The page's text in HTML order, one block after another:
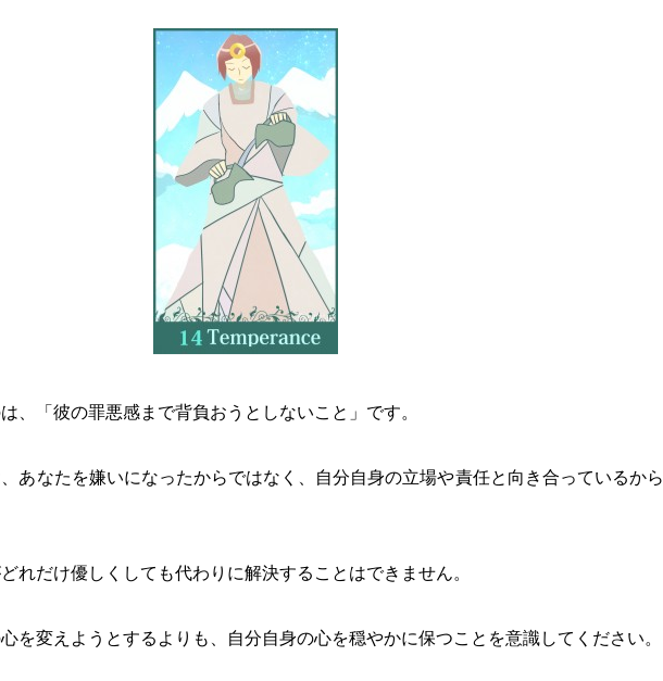
、「彼の罪悪感まで背負おうとしないこと」です。
あなたを嫌いになったからではなく、自分自身の立場や責任と向き合っているから
れだけ優しくしても代わりに解決することはできません。
を変えようとするよりも、自分自身の心を穏やかに保つことを意識してください。